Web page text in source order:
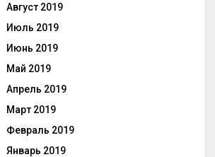
Август 2019
Июль 2019
Июнь 2019
Май 2019
Апрель 2019
Март 2019
Февраль 2019
Январь 2019